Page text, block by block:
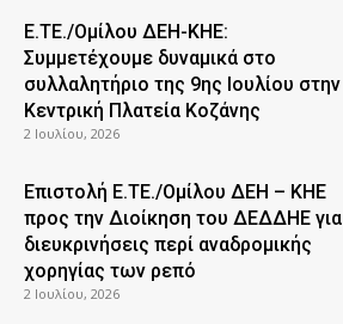
Ε.ΤΕ./Ομίλου ΔΕΗ-ΚΗΕ:
Συμμετέχουμε δυναμικά στο
συλλαλητήριο της 9ης Ιουλίου στην
Κεντρική Πλατεία Κοζάνης
2 Ιουλίου, 2026
Επιστολή Ε.ΤΕ./Ομίλου ΔΕΗ – ΚΗΕ
προς την Διοίκηση του ΔΕΔΔΗΕ για
διευκρινήσεις περί αναδρομικής
χορηγίας των ρεπό
2 Ιουλίου, 2026